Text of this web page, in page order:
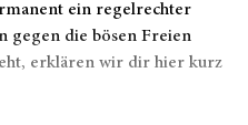
ein regelrechter
gegen die bösen Freien
erklären wir dir hier kurz